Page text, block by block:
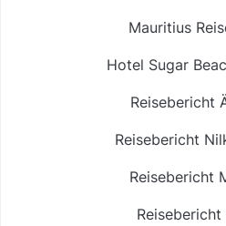
Mauritius
Hotel Sugar
Reisebericht
Reisebericht
Reisebericht